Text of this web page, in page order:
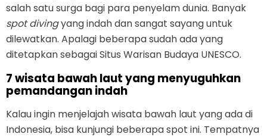
salah satu surga bagi para penyelam dunia. Banyak
spot divingyang indah dan sangat sayang untuk
dilewatkan. Apalagi beberapa sudah ada yang
ditetapkan sebagai Situs Warisan Budaya UNESCO.
7 wisata bawah laut yang menyuguhkan
pemandangan indah
Kalau ingin menjelajah wisata bawah laut yang ada di
Indonesia, bisa kunjungi beberapa spot ini. Tempatnya